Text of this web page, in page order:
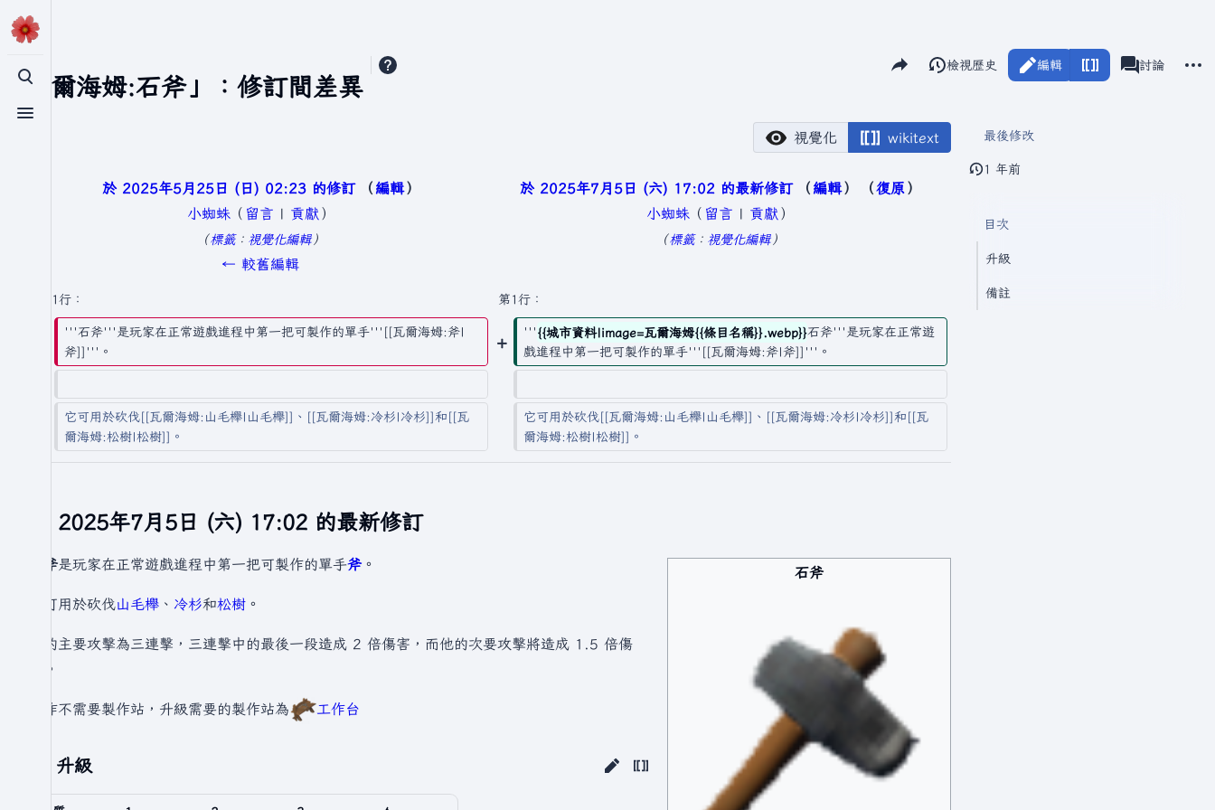
切換搜尋
切換選單
「瓦爾海姆:石斧」：修訂間差異
分享此頁面
視圖閱讀 編輯
檢視歷史 associated-
瓦爾海姆
討論
視覺化 wikitext
於 2025年5月25日 (日) 02:23 的修訂
編輯
小蜘蛛 （ 留言 | 貢獻 ）
標籤： 視覺化編輯
← 較舊編輯
於 2025年7月5日 (六) 17:02 的最新修訂 編輯
復原
小蜘蛛 （ 留言 | 貢獻 ）
要
標籤： 視覺化編輯
第1行： 第1行：
'''石斧'''是玩家在正常遊戲進程中第一把可製作的單手'''[[瓦爾海姆:斧|
斧]]'''。
'''{{城市資料|image=瓦爾海姆{{條目名稱}}.webp}}石斧'''是玩家在正常遊
戲進程中第一把可製作的單手'''[[瓦爾海姆:斧|斧]]'''。
它可用於砍伐[[瓦爾海姆:山毛櫸|山毛櫸]]、[[瓦爾海姆:冷杉|冷杉]]和[[瓦
爾海姆:松樹|松樹]]。
它可用於砍伐[[瓦爾海姆:山毛櫸|山毛櫸]]、[[瓦爾海姆:冷杉|冷杉]]和[[瓦
爾海姆:松樹|松樹]]。
於 2025年7月5日 (六) 17:02 的最新修訂
石斧
石斧是玩家在正常遊戲進程中第一把可製作的單手斧 。
它可用於砍伐山毛櫸 、 冷杉和松樹 。
它的主要攻擊為三連擊，三連擊中的最後一段造成 2 倍傷害，而他的次要攻擊將造成 1.5 倍傷
害。
製作不需要製作站，升級需要的製作站為 工作台
升級
最後修改
1 年前
目次
升級
備註